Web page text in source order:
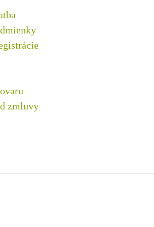
zmluvy